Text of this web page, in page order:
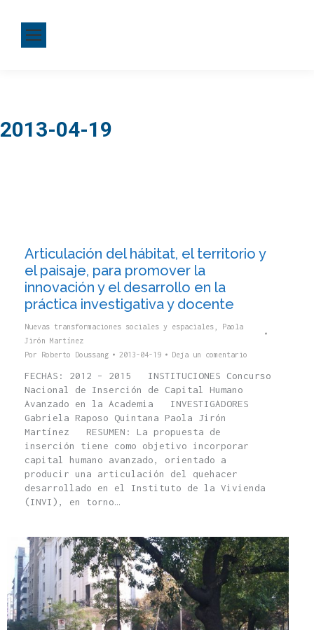
2013-04-19
Articulación del hábitat, el territorio y
el paisaje, para promover la
innovación y el desarrollo en la
práctica investigativa y docente
Nuevas transformaciones sociales y espaciales
Paola
Jirón Martínez
Por Roberto Doussang 2013-04-19 Deja un comentario
FECHAS: 2012 – 2015 INSTITUCIONES Concurso
Nacional de Inserción de Capital Humano
Avanzado en la Academia INVESTIGADORES
Gabriela Raposo Quintana Paola Jirón
Martínez RESUMEN: La propuesta de
inserción tiene como objetivo incorporar
capital humano avanzado, orientado a
producir una articulación del quehacer
desarrollado en el Instituto de la Vivienda
(INVI), en torno…